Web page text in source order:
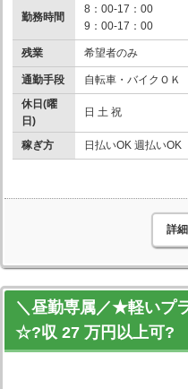
勤務時間
8：00-17：00
9：00-17：00
残業 希望者のみ
通勤手段
自転車・バイクＯＫ
休日(曜
日)
日 土 祝
稼ぎ方 日払いOK 週払いOK
詳
＼昼勤専属／★軽いプ
☆?収 27 万円以上可?